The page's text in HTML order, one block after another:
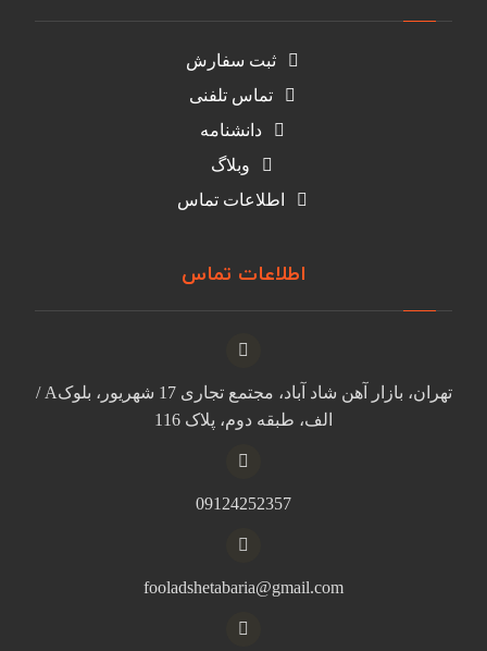
ثبت سفارش
تماس تلفنی
دانشنامه
وبلاگ
اطلاعات تماس
اطلاعات تماس
تهران، بازار آهن شاد آباد، مجتمع تجاری 17 شهریور، بلوکA /
الف، طبقه دوم، پلاک 116
09124252357
fooladshetabaria@gmail.com